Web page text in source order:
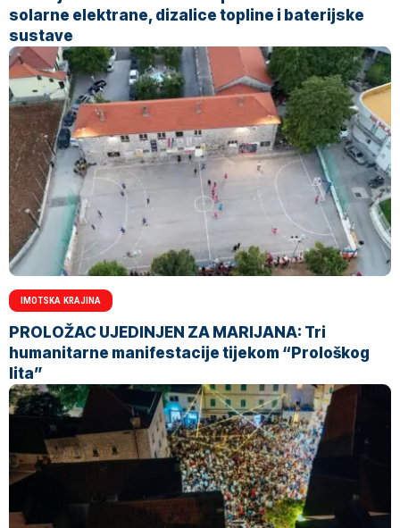
solarne elektrane, dizalice topline i baterijske
sustave
IMOTSKA KRAJINA
PROLOŽAC UJEDINJEN ZA MARIJANA: Tri
humanitarne manifestacije tijekom “Prološkog
lita”